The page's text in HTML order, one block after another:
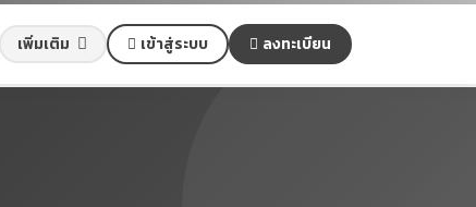
เพิ่มเติม เข้าสู่ระบบ ลงทะเบียน